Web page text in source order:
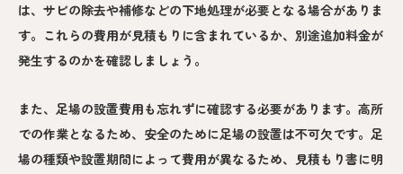
は、サビの除去や補修などの下地処理が必要となる場合がありま
す。これらの費用が見積もりに含まれているか、別途追加料金が
発生するのかを確認しましょう。
また、足場の設置費用も忘れずに確認する必要があります。高所
での作業となるため、安全のために足場の設置は不可欠です。足
場の種類や設置期間によって費用が異なるため、見積もり書に明